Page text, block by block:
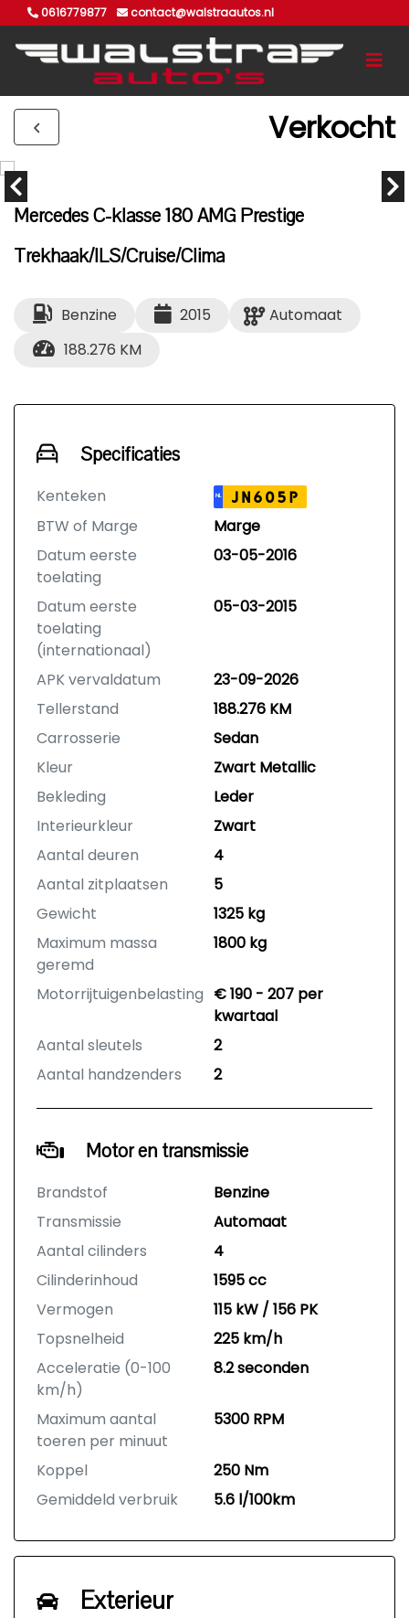
0616779877 contact@walstraautos.nl
Verkocht
Mercedes C-klasse 180 AMG Prestige
Trekhaak/ILS/Cruise/Clima
Benzine 2015
Automaat
188.276 KM
Specificaties
Kenteken NL JN605P
BTW of Marge
Marge
Datum eerste
toelating
03-05-2016
Datum eerste
toelating
(internationaal)
05-03-2015
APK vervaldatum
23-09-2026
Tellerstand
188.276 KM
Carrosserie
Sedan
Kleur
Zwart Metallic
Bekleding
Leder
Interieurkleur
Zwart
Aantal deuren
4
Aantal zitplaatsen
5
Gewicht
1325 kg
Maximum massa
geremd
1800 kg
Motorrijtuigenbelasting € 190 - 207 per
kwartaal
Aantal sleutels
2
Aantal handzenders
2
Motor en transmissie
Brandstof
Benzine
Transmissie
Automaat
Aantal cilinders
4
Cilinderinhoud
1595 cc
Vermogen
115 kW / 156 PK
Topsnelheid
225 km/h
Acceleratie (0-100
km/h)
8.2 seconden
Maximum aantal
toeren per minuut
5300 RPM
Koppel
250 Nm
Gemiddeld verbruik
5.6 l/100km
Exterieur